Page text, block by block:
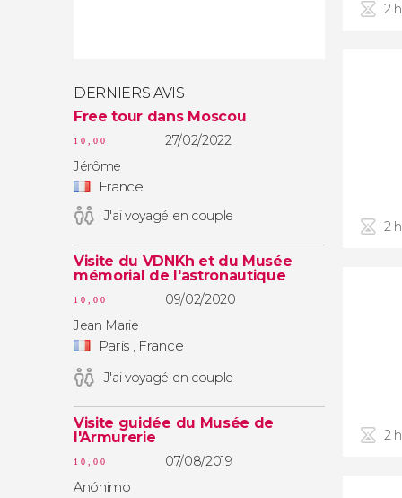
DERNIERS AVIS
Free tour dans Moscou
10,00
27/02/2022
Jérôme
France
J'ai voyagé en couple
Visite du VDNKh et du Musée
mémorial de l'astronautique
10,00
09/02/2020
Jean Marie
Paris , France
J'ai voyagé en couple
Visite guidée du Musée de
l'Armurerie
10,00
07/08/2019
Anónimo
2
2
2